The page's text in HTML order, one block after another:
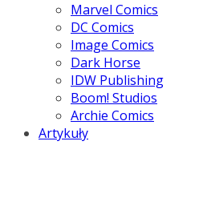
Marvel Comics
DC Comics
Image Comics
Dark Horse
IDW Publishing
Boom! Studios
Archie Comics
Artykuły